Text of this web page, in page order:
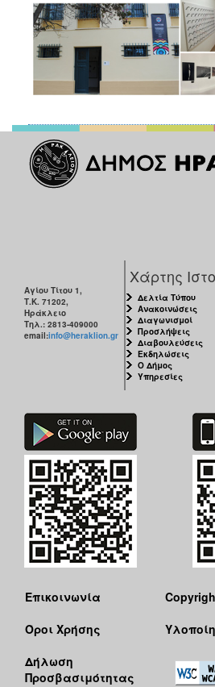
Αγίου Τίτου 1,
Τ.Κ. 71202,
Ηράκλειο
Τηλ.: 2813-409000
email:info@heraklion.gr
Χάρτης
Δελτία Τύπου
Ανακοινώσεις
Διαγωνισμοί
Προσλήψεις
Διαβουλεύσεις
Εκδηλώσεις
Ο Δήμος
Υπηρεσίες
Επικοινωνία
Όροι Χρήσης
Δήλωση
Προσβασιμότητας